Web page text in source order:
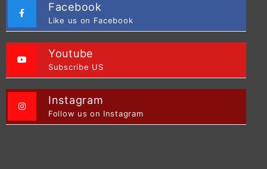
Facebook
Like us on Facebook
Youtube
Subscribe US
Instagram
Follow us on Instagram